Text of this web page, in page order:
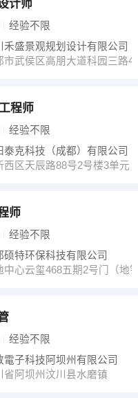
计师
经验不限
禾盛景观规划设计有限公司
市武侯区高朋大道科园三路
程师
经验不限
泰克科技（成都）有限公司
西区天辰路88号2号楼3单元
师
经验不限
硕特环保科技有限公司
中心云玺468五期2号门（地
经验不限
電子科技阿坝州有限公司
省阿坝州汶川县水磨镇